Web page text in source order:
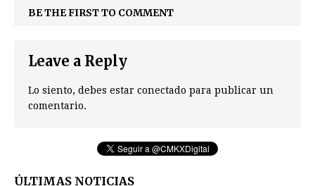
BE THE FIRST TO COMMENT
Leave a Reply
Lo siento, debes estar conectado para publicar un
comentario.
ÚLTIMAS NOTICIAS